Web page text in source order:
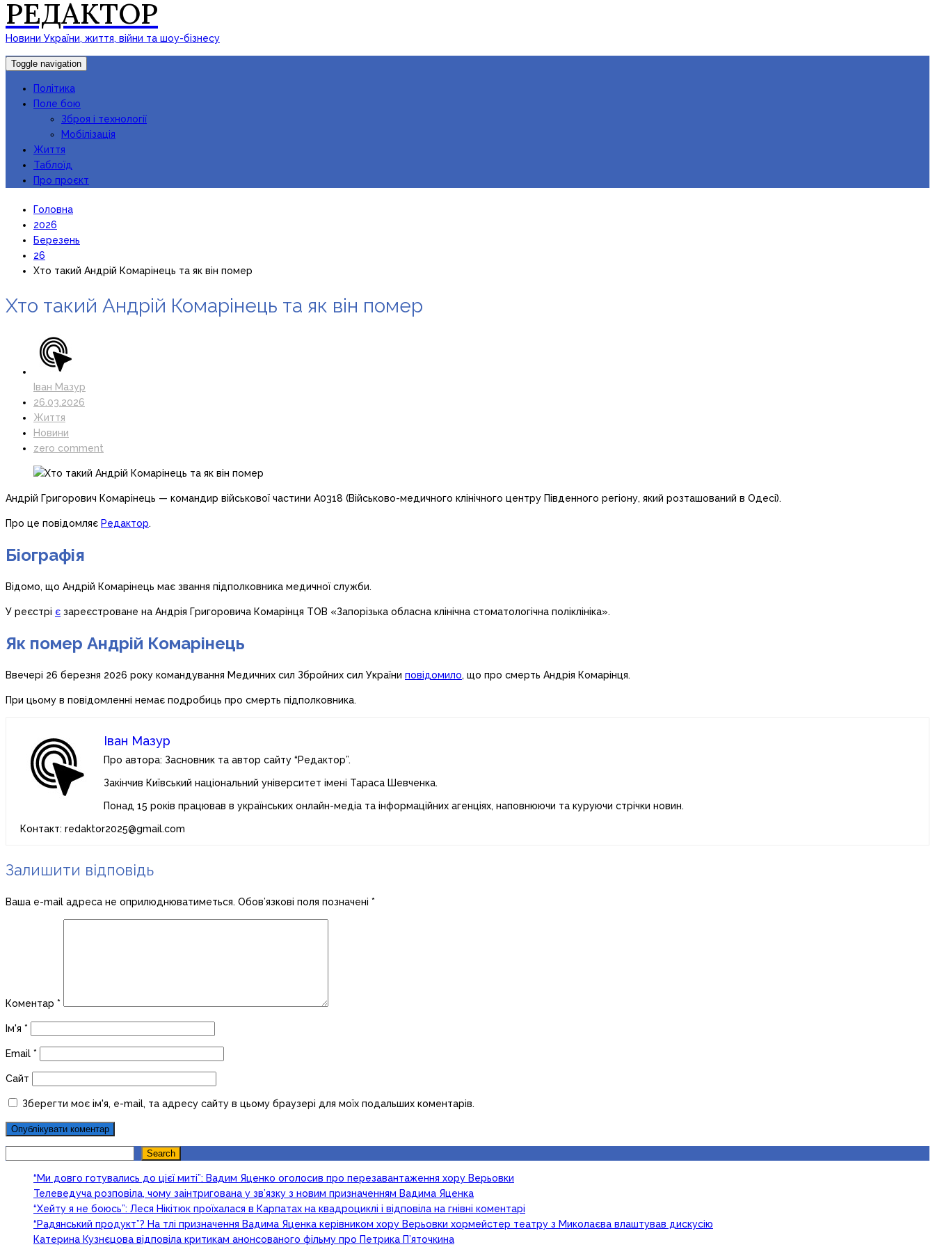
РЕДАКТОР
Новини України, життя, війни та шоу-бізнесу
Toggle navigation
Політика
Поле бою
Зброя і технології
Мобілізація
Життя
Таблоїд
Про проєкт
Головна
2026
Березень
26
Хто такий Андрій Комарінець та як він помер
Хто такий Андрій Комарінець та як він помер
Іван Мазур
26.03.2026
Життя
Новини
zero comment
Андрій Григорович Комарінець — командир військової частини А0318 (Військово-медичного клінічного центру Південного регіону, який розташований в Одесі).
Про це повідомляє Редактор.
Біографія
Відомо, що Андрій Комарінець має звання підполковника медичної служби.
У реєстрі є зареєстроване на Андрія Григоровича Комарінця ТОВ «Запорізька обласна клінічна стоматологічна поліклініка».
Як помер Андрій Комарінець
Ввечері 26 березня 2026 року командування Медичних сил Збройних сил України повідомило, що про смерть Андрія Комарінця.
При цьому в повідомленні немає подробиць про смерть підполковника.
Іван Мазур
Про автора: Засновник та автор сайту “Редактор”.
Закінчив Київський національний університет імені Тараса Шевченка.
Понад 15 років працював в українських онлайн-медіа та інформаційних агенціях, наповнюючи та куруючи стрічки новин.
Контакт: redaktor2025@gmail.com
Залишити відповідь
Ваша e-mail адреса не оприлюднюватиметься. Обов’язкові поля позначені *
Коментар *
Ім'я *
Email *
Сайт
Зберегти моє ім'я, e-mail, та адресу сайту в цьому браузері для моїх подальших коментарів.
Search
“Ми довго готувались до цієї миті”: Вадим Яценко оголосив про перезавантаження хору Верьовки
Телеведуча розповіла, чому заінтригована у зв’язку з новим призначенням Вадима Яценка
“Хейту я не боюсь”: Леся Нікітюк проїхалася в Карпатах на квадроциклі і відповіла на гнівні коментарі
“Радянський продукт”? На тлі призначення Вадима Яценка керівником хору Верьовки хормейстер театру з Миколаєва влаштував дискусію
Катерина Кузнєцова відповіла критикам анонсованого фільму про Петрика П’яточкина